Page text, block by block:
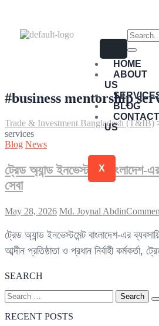
HOME
ABOUT
US
BLOG
CONTACT
US
X
#business mentorship
Trade & Investment Bangladesh (T&IB)
services
Blog News
ট্রেড অ্যান্ড ইনভেস্টমেন্ট বাংলাদেশ-
সেবা
May 28, 2026 Md. Joynal Abdin
ট্রেড অ্যান্ড ইনভেস্টমেন্ট বাংলাদেশ-এর
আব্দীন প্রতিষ্ঠাতা ও প্রধান নির্বাহী কর্মকর্তা,
SEARCH
RECENT POSTS